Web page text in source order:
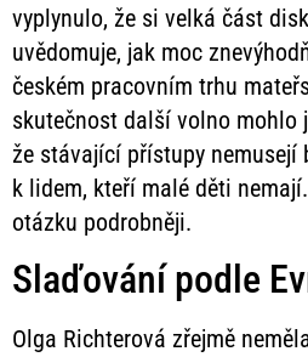
vyplynulo, že si velká část
uvědomuje, jak moc
českém pracovním trhu
skutečnost další volno mohlo
že stávající přístupy nemusejí
k lidem, kteří malé děti
otázku podrobněji.
Slaďování podle
Olga Richterová zřejmě